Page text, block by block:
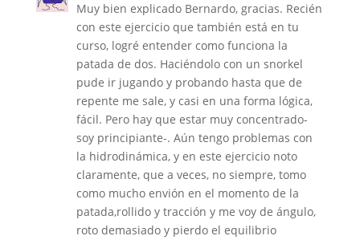
Muy bien explicado Bernardo, gracias. Recién
con este ejercicio que también está en tu
curso, logré entender como funciona la
patada de dos. Haciéndolo con un snorkel
pude ir jugando y probando hasta que de
repente me sale, y casi en una forma lógica,
fácil. Pero hay que estar muy concentrado-
soy principiante-. Aún tengo problemas con
la hidrodinámica, y en este ejercicio noto
claramente, que a veces, no siempre, tomo
como mucho envión en el momento de la
patada,rollido y tracción y me voy de ángulo,
roto demasiado y pierdo el equilibrio